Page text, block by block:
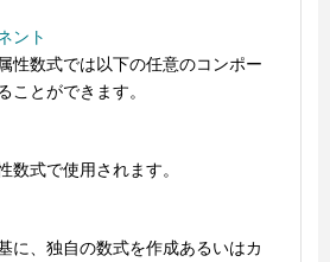
ント
性数式では以下の任意のコンポー
ことができます。
数式で使用されます。
に、独自の数式を作成あるいはカ